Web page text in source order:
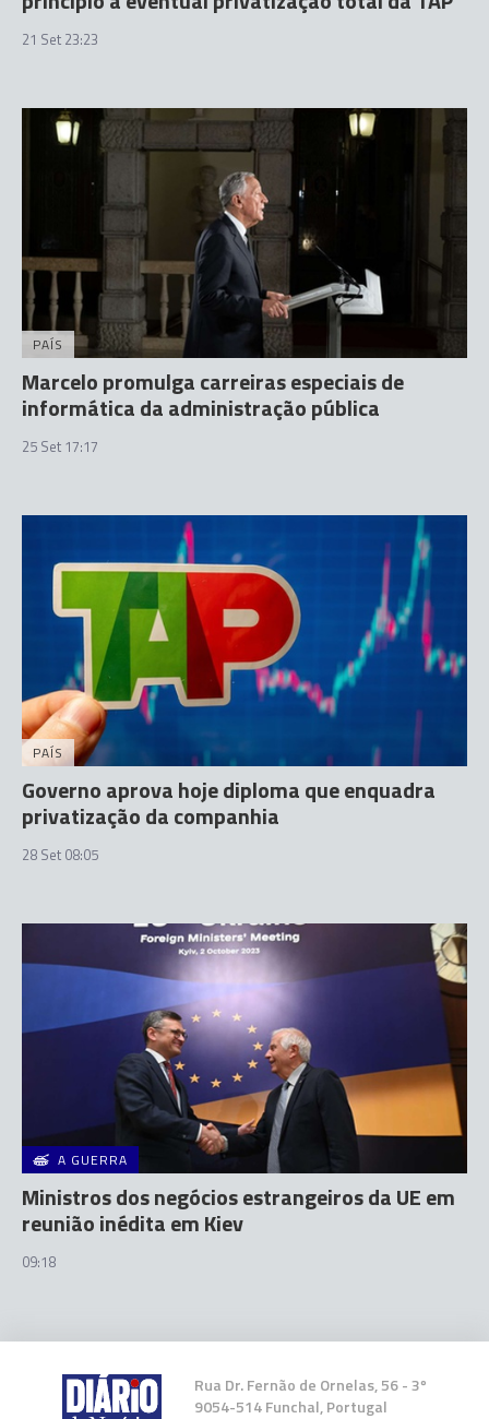
21 Set 23:23
PAÍS
Marcelo promulga carreiras especiais de
informática da administração pública
25 Set 17:17
PAÍS
Governo aprova hoje diploma que enquadra
privatização da companhia
28 Set 08:05
A GUERRA
Ministros dos negócios estrangeiros da UE em
reunião inédita em Kiev
09:18
Rua Dr. Fernão de Ornelas, 56 - 3º
9054-514 Funchal, Portugal